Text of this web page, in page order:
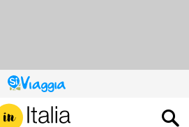
QUESTO
SITO
CONTRIBUISCE
ALL’AUDIENCE
DI